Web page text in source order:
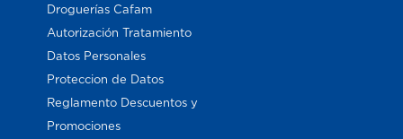
Droguerías Cafam
Autorización Tratamiento
Datos Personales
Proteccion de Datos
Reglamento Descuentos y
Promociones